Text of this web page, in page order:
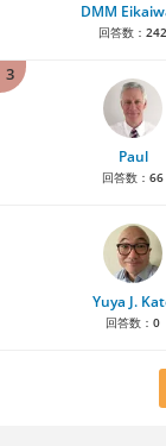
DMM
回答数： 242
3
Paul
回答数： 66
Yuya J.
回答数： 0